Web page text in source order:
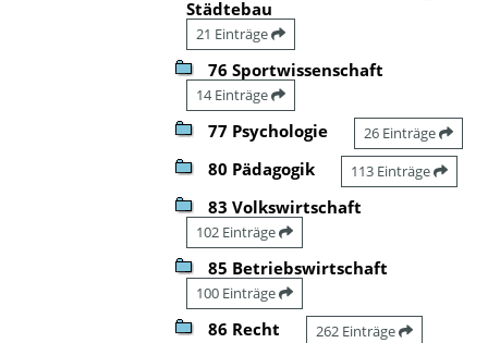
Städtebau
21 Einträge
76 Sportwissenschaft
14 Einträge
77 Psychologie 26 Einträge
80 Pädagogik 113 Einträge
83 Volkswirtschaft
102 Einträge
85 Betriebswirtschaft
100 Einträge
86 Recht 262 Einträge